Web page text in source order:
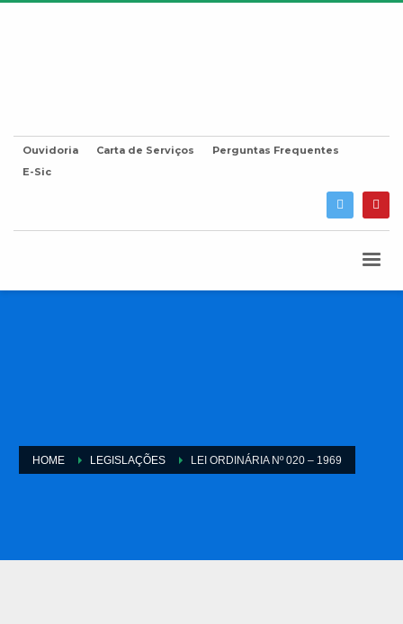
Ouvidoria Carta de Serviços
Perguntas Frequentes
E-Sic
HOME LEGISLAÇÕES LEI ORDINÁRIA Nº 020 – 1969